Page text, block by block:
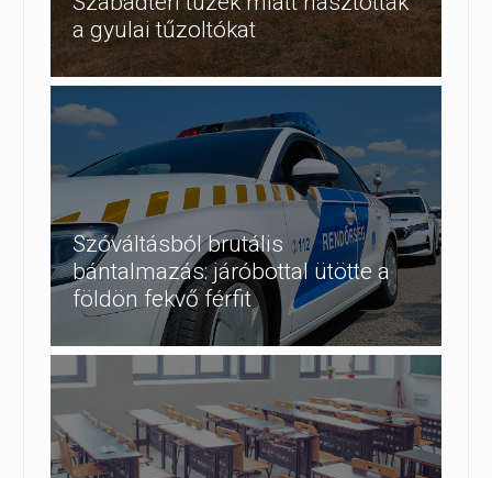
a gyulai tűzoltókat
Szóváltásból brutális
bántalmazás: járóbottal ütötte a
földön fekvő férfit